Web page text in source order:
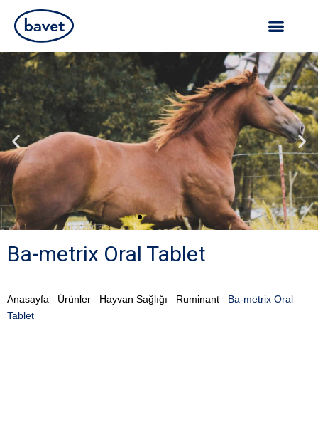
Ba-metrix Oral Tablet
Anasayfa Ürünler Hayvan Sağlığı Ruminant
Ba-metrix Oral
Tablet